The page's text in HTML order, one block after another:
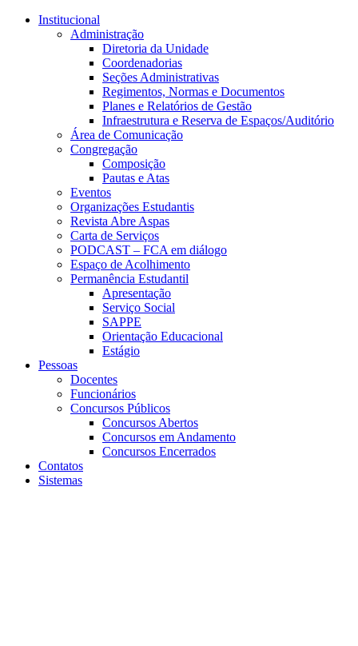
Conteúdo principal
Institucional
Administração
Diretoria da Unidade
Coordenadorias
Seções Administrativas
Regimentos, Normas e Documentos
Planes e Relatórios de Gestão
Infraestrutura e Reserva de Espaços/Auditório
Área de Comunicação
Congregação
Composição
Pautas e Atas
Eventos
Organizações Estudantis
Revista Abre Aspas
Carta de Serviços
PODCAST – FCA em diálogo
Espaço de Acolhimento
Permanência Estudantil
Apresentação
Serviço Social
SAPPE
Orientação Educacional
Estágio
Pessoas
Docentes
Funcionários
Concursos Públicos
Concursos Abertos
Concursos em Andamento
Concursos Encerrados
Contatos
Sistemas